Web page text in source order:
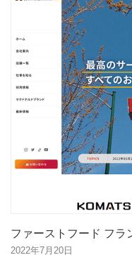
ファーストフード フラ
2022年7月20日